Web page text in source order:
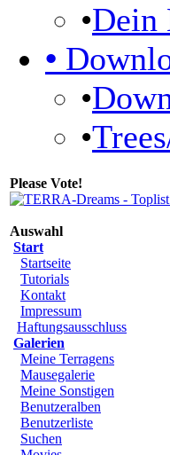
•Dein
•
•
•
Please Vote!
Auswahl
Start
Startseite
Tutorials
Kontakt
Impressum
Haftungsausschluss
Galerien
Meine Terragens
Mausegalerie
Meine Sonstigen
Benutzeralben
Benutzerliste
Suchen